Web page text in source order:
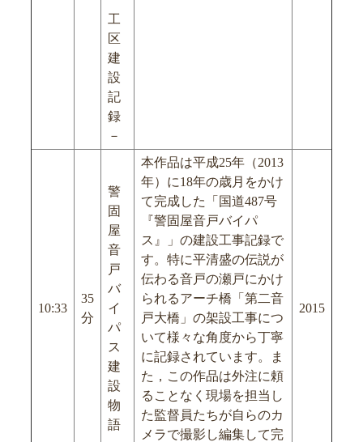
工
区
建
設
記
録
－
10:33
35
分
警
固
屋
音
戸
バ
イ
パ
ス
建
設
物
語
本作品は平成25年（2013
年）に18年の歳月をかけ
て完成した「国道487号
『警固屋音戸バイパ
ス』」の建設工事記録で
す。特に平清盛の伝説が
伝わる音戸の瀬戸にかけ
られるアーチ橋「第二音
戸大橋」の架設工事につ
いて様々な角度から丁寧
に記録されています。ま
た，この作品は外注に頼
ることなく現場を担当し
た監督員たちが自らのカ
メラで撮影し編集して完
2015